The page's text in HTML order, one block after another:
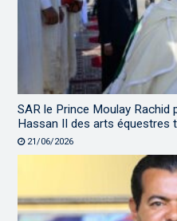
SAR le Prince Moulay Rachid
Hassan II des arts équestres
21/06/2026